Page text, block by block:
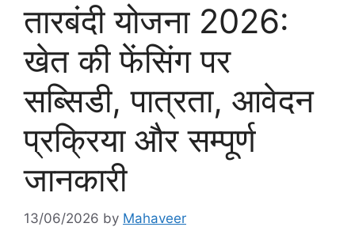
तारबंदी योजना 2026:
खेत की फेंसिंग पर
सब्सिडी, पात्रता, आवेदन
प्रक्रिया और सम्पूर्ण
जानकारी
13/06/2026 by Mahaveer